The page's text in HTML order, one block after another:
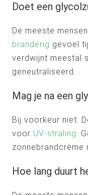
Doet een
De meeste
branderig gevoel
verdwijnt meestal
geneutraliseerd.
Mag je na een
Bij voorkeur niet.
voor UV-straling.
zonnebrandcrème
Hoe lang duurt